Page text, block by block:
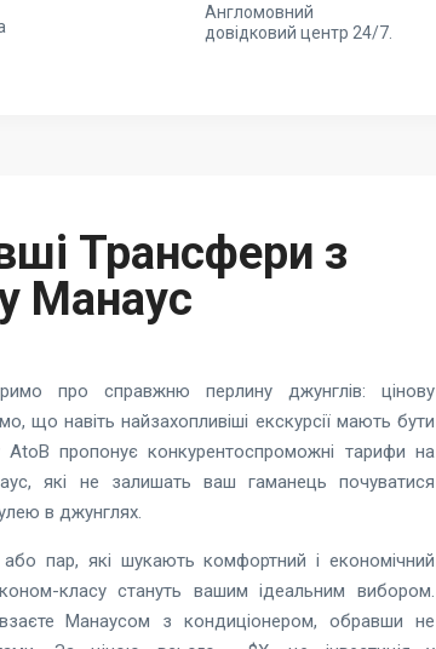
Англомовний
довідковий центр 24/7.
Трансфери з
Манаус
про справжню перлину джунглів: цінову
що навіть найзахопливіші екскурсії мають бути
пропонує конкурентоспроможні тарифи на
які не залишать ваш гаманець почуватися
в джунглях.
пар, які шукають комфортний і економічний
класу стануть вашим ідеальним вибором.
Манаусом з кондиціонером, обравши не